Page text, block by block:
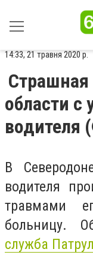
14:33, 21 травня 2020 р.
Страшная
области с
водителя
В
водителя
травмами
больницу.
служба